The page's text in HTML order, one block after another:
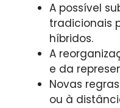
A possível
tradicionais
híbridos.
A
e da
Novas
ou à